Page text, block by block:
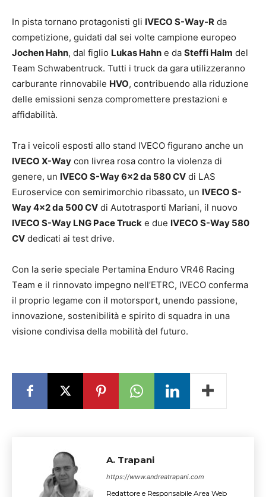
In pista tornano protagonisti gli IVECO S-Way-R da
competizione, guidati dal sei volte campione europeo
Jochen Hahn, dal figlio Lukas Hahn e da Steffi Halm del
Team Schwabentruck. Tutti i truck da gara utilizzeranno
carburante rinnovabile HVO, contribuendo alla riduzione
delle emissioni senza compromettere prestazioni e
affidabilità.
Tra i veicoli esposti allo stand IVECO figurano anche un
IVECO X-Way con livrea rosa contro la violenza di
genere, un IVECO S-Way 6×2 da 580 CV di LAS
Euroservice con semirimorchio ribassato, un IVECO S-
Way 4×2 da 500 CV di Autotrasporti Mariani, il nuovo
IVECO S-Way LNG Pace Truck e due IVECO S-Way 580
CV dedicati ai test drive.
Con la serie speciale Pertamina Enduro VR46 Racing
Team e il rinnovato impegno nell’ETRC, IVECO conferma
il proprio legame con il motorsport, unendo passione,
innovazione, sostenibilità e spirito di squadra in una
visione condivisa della mobilità del futuro.
A. Trapani
https://www.andreatrapani.com
Redattore e Responsabile Area Web